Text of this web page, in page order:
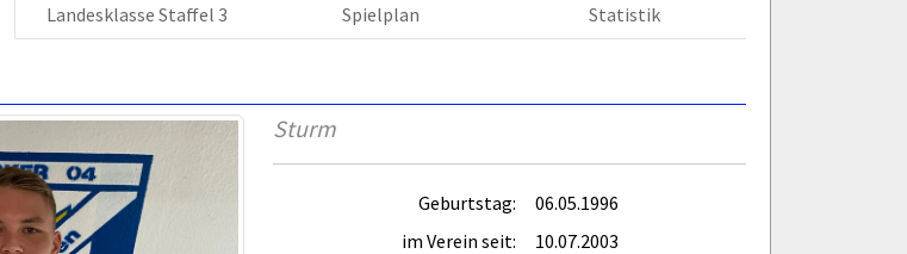
Landesklasse Staffel 3 Spielplan Statistik
Sturm
Geburtstag:
06.05.1996
im Verein seit:
10.07.2003